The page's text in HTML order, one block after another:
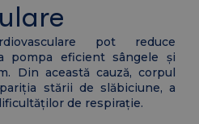
pot reduce
pompa eficient sângele și
Din această cauză, corpul
stării de slăbiciune, a
de respirație.